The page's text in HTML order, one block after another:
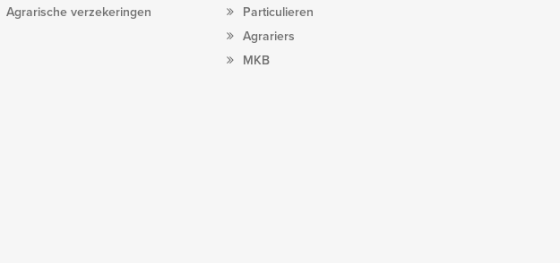
Agrarische verzekeringen
Particulieren
Agrariers
MKB